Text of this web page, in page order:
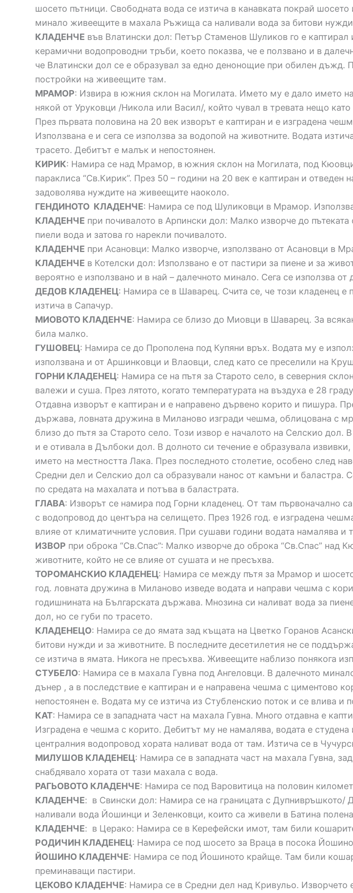
шосето пътници. Свободната вода се изтича в канавката покрай
минало живеещите в махала Ръжища са наливали вода за битови
КЛАДЕНЧЕ във Влатински дол: Петър Стаменов Шуликов го е
керамични водопроводни тръби, което показва, че е ползвано и в
че Влатински дол се е образувал за едно денонощие при обилен
постройки на живеещите там.
МРАМОР: Извира в южния склон на Могилата. Името му е дало името
някой от Уруковци /Никола или Васил/, който чувал в тревата нещо
През първата половина на 20 век изворът е каптиран и е изградена
Използвана е и сега се използва за водопой на животните. Водата
трасето. Дебитът е малък и непостоянен.
КИРИК: Намира се над Мрамор, в южния склон на Могилата, под
параклиса “Св.Кирик”. През 50 – години на 20 век е каптиран и
задоволява нуждите на живеещите наоколо.
ГЕНДИНОТО КЛАДЕНЧЕ: Намира се под Шуликовци в Мрамор.
КЛАДЕНЧЕ при почивалото в Арпински дол: Малко изворче до
пиели вода и затова го нарекли почивалото.
КЛАДЕНЧЕ при Асановци: Малко изворче, използвано от Асановци в
КЛАДЕНЧЕ в Котелски дол: Използвано е от пастири за пиене и за
вероятно е използвано и в най – далечното минало. Сега се използва от
ДЕДОВ КЛАДЕНЕЦ: Намира се в Шаварец. Счита се, че този кладенец
изтича в Сапачур.
МИОВОТО КЛАДЕНЧЕ: Намира се близо до Миовци в Шаварец. За
била малко.
ГУШОВЕЦ: Намира се до Прополена под Купяни връх. Водата му е
използвана и от Аршинковци и Влаовци, след като се преселили на
ГОРНИ КЛАДЕНЕЦ: Намира се на пътя за Старото село, в северния
валежи и суша. През лятото, когато температурата на въздуха е 28
Отдавна изворът е каптиран и е направено дървено корито и пишура.
държава, ловната дружина в Миланово изгради чешма, облицована с
близо до пътя за Старото село. Този извор е началото на Селскио
и е отивала в Дълбоки дол. В долното си течение е образувала
името на местността Лака. През последното столетие, особено след
Средни дел и Селскио дол са образували нанос от камъни и баластра.
по средата на махалата и потъва в баластрата.
ГЛАВА: Изворът се намира под Горни кладенец. От там първоначално
с водопровод до центъра на селището. През 1926 год. е изградена
влияе от климатичните условия. При сушави години водата намалява и
ИЗВОР при оброка “Св.Спас”: Малко изворче до оброка “Св.Спас” над
животните, който не се влияе от сушата и не пресъхва.
ТОРОМАНСКИО КЛАДЕНЕЦ: Намира се между пътя за Мрамор и шосето
год. ловната дружина в Миланово изведе водата и направи чешма с
годишнината на Българската държава. Мнозина си наливат вода за
дол, но се губи по трасето.
КЛАДЕНЕЦО: Намира се до ямата зад къщата на Цветко Горанов
битови нужди и за животните. В последните десетилетия не се
се изтича в ямата. Никога не пресъхва. Живеещите наблизо понякога
СТУБЕЛО: Намира се в махала Гувна под Ангеловци. В далечното
дънер , а в последствие е каптиран и е направена чешма с циментово
непостоянен е. Водата му се изтича из Стубленскио поток и се влива и
КАТ: Намира се в западната част на махала Гувна. Много отдавна е
Изградена е чешма с корито. Дебитът му не намалява, водата е
централния водопровод хората наливат вода от там. Изтича се в
МИЛУШОВ КЛАДЕНЕЦ: Намира се в западната част на махала Гувна,
снабдявало хората от тази махала с вода.
РАГЬОВОТО КЛАДЕНЧЕ: Намира се под Варовитица на половин
КЛАДЕНЧЕ: в Свински дол: Намира се на границата с
наливали вода Йошинци и Зеленковци, които са живели в Батина
КЛАДЕНЧЕ: в Церако: Намира се в Керефейски имот, там били
РОДИЧИН КЛАДЕНЕЦ: Намира се под шосето за Враца в посока
ЙОШИНО КЛАДЕНЧЕ: Намира се под Йошиното крайще. Там били
преминаващи пастири.
ЦЕКОВО КЛАДЕНЧЕ: Намира се в Средни дел над Кривульо. Изворчето